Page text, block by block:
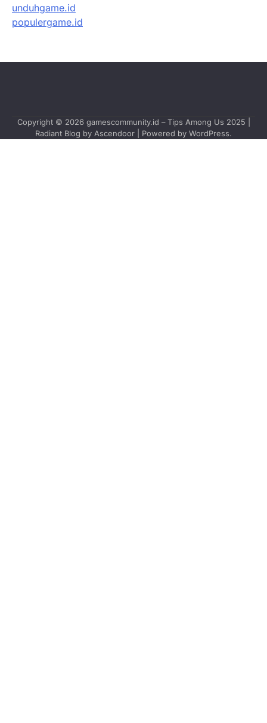
unduhgame.id
populergame.id
Copyright © 2026 gamescommunity.id – Tips Among Us 2025
Radiant Blog by Ascendoor | Powered by WordPress.